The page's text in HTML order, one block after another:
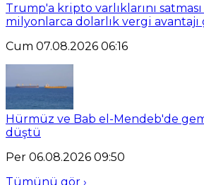
Trump'a kripto varlıklarını satması
milyonlarca dolarlık vergi
Cum 07.08.2026 06:16
Hürmüz ve Bab el-Mendeb'de
düştü
Per 06.08.2026 09:50
Tümünü gör ›